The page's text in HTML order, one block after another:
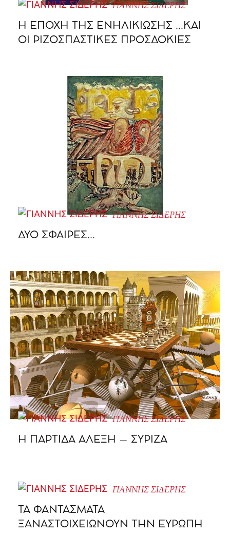
ΓΙΑΝΝΗΣ ΣΙΔΕΡΗΣ
Η ΕΠΟΧΗ ΤΗΣ ΕΝΗΛΙΚΙΩΣΗΣ …ΚΑΙ
ΟΙ ΡΙΖΟΣΠΑΣΤΙΚΕΣ ΠΡΟΣΔΟΚΙΕΣ
ΓΙΑΝΝΗΣ ΣΙΔΕΡΗΣ
ΔΥΟ ΣΦΑΙΡΕΣ…
ΓΙΑΝΝΗΣ ΣΙΔΕΡΗΣ
Η ΠΑΡΤΙΔΑ ΑΛΕΞΗ – ΣΥΡΙΖΑ
ΓΙΑΝΝΗΣ ΣΙΔΕΡΗΣ
ΤΑ ΦΑΝΤΑΣΜΑΤΑ
ΞΑΝΑΣΤΟΙΧΕΙΩΝΟΥΝ ΤΗΝ ΕΥΡΩΠΗ